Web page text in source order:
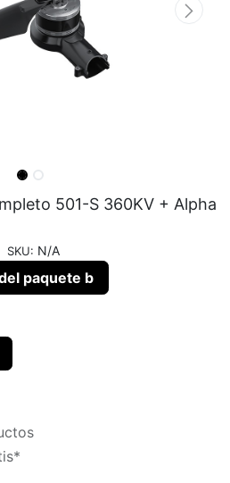
501-S 360KV + Alpha
SKU: N/A
paquete b